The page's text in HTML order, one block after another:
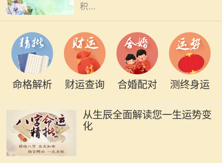
积...
命格解析 财运查询 合婚配对 测终身运
从生辰全面解读您一生运势变
化